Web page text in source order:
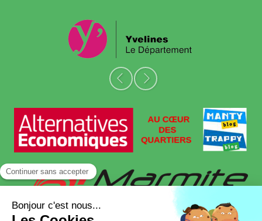
Slide précédent
Slide suivant